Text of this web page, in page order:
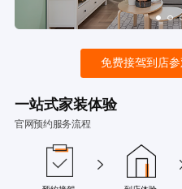
免费接驾到店
一站式家装体验
官网预约服务流程